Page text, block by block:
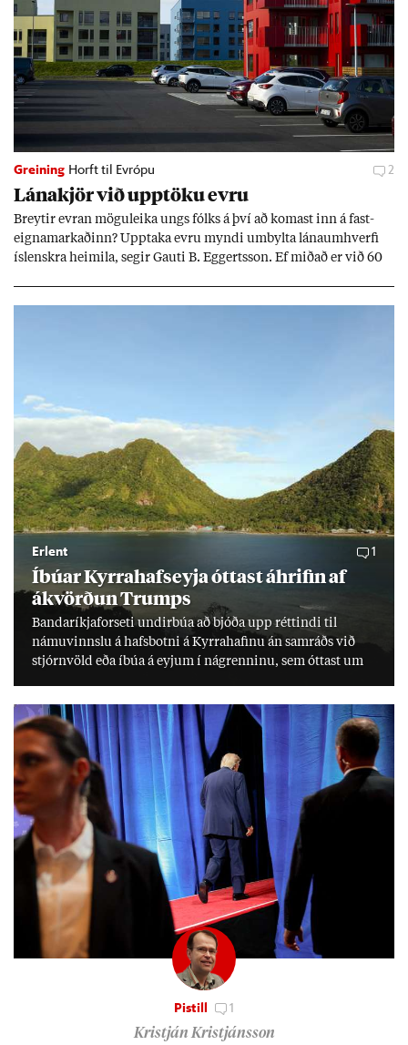
Greining Horft til Evrópu 2
Lána­kjör við upp­töku evru
Breyt­ir evr­an mögu­leika ungs fólks á því að kom­ast inn á fast­
eigna­mark­að­inn? Upp­taka evru myndi um­bylta lánaum­hverfi
ís­lenskra heim­ila, seg­ir Gauti B. Eggerts­son. Ef mið­að er við 60
Erlent 1
Íbú­ar Kyrra­hafs­eyja ótt­ast áhrif­in af
ákvörð­un Trumps
Banda­ríkja­for­seti und­ir­búa að bjóða upp rétt­indi til
námu­vinnslu á hafs­botni á Kyrra­haf­inu án sam­ráðs við
stjórn­völd eða íbúa á eyj­um í ná­grenn­inu, sem ótt­ast um
Pistill 1
Kristján Kristjánsson